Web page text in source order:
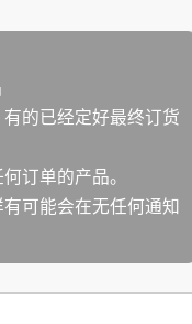
的已经定好最终订货
订单的产品。
可能会在无任何通知